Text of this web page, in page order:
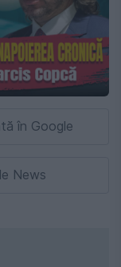
în Google
News